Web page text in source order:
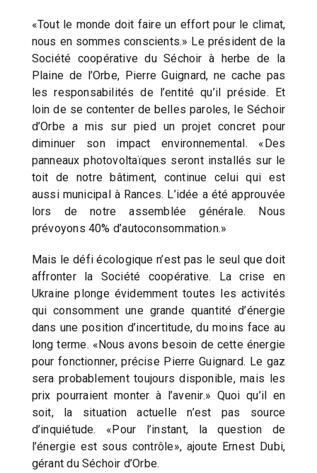
«Tout le monde doit faire un effort pour le climat,
nous en sommes conscients.» Le président de la
Société coopérative du Séchoir à herbe de la
Plaine de l’Orbe, Pierre Guignard, ne cache pas
les responsabilités de l’entité qu’il préside. Et
loin de se contenter de belles paroles, le Séchoir
d’Orbe a mis sur pied un projet concret pour
diminuer son impact environnemental. «Des
panneaux photovoltaïques seront installés sur le
toit de notre bâtiment, continue celui qui est
aussi municipal à Rances. L’idée a été approuvée
lors de notre assemblée générale. Nous
prévoyons 40% d’autoconsommation.»
Mais le défi écologique n’est pas le seul que doit
affronter la Société coopérative. La crise en
Ukraine plonge évidemment toutes les activités
qui consomment une grande quantité d’énergie
dans une position d’incertitude, du moins face au
long terme. «Nous avons besoin de cette énergie
pour fonctionner, précise Pierre Guignard. Le gaz
sera probablement toujours disponible, mais les
prix pourraient monter à l’avenir.» Quoi qu’il en
soit, la situation actuelle n’est pas source
d’inquiétude. «Pour l’instant, la question de
l’énergie est sous contrôle», ajoute Ernest Dubi,
gérant du Séchoir d’Orbe.